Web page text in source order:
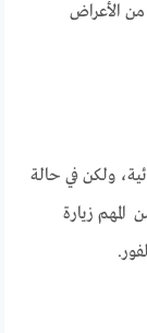
الأعراض
ولكن في حالة
تحسن فمن المهم زيارة